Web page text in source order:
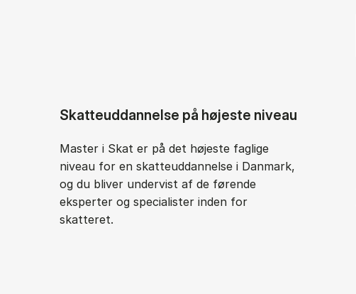
Skatteuddannelse på højeste niveau
Master i Skat er på det højeste faglige
niveau for en skatteuddannelse i Danmark,
og du bliver undervist af de førende
eksperter og specialister inden for
skatteret.